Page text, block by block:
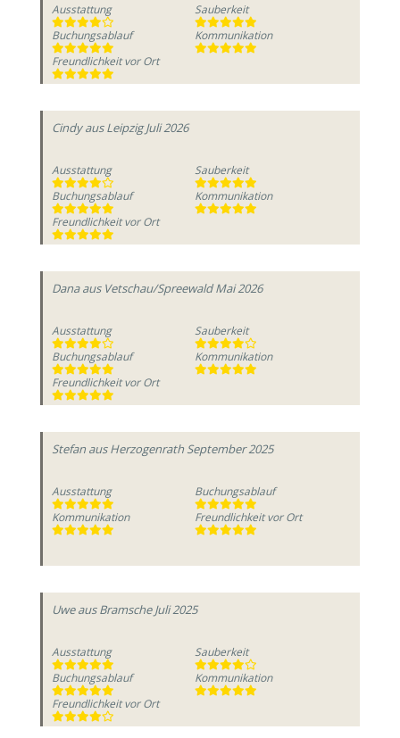
Ausstattung
Sauberkeit
Buchungsablauf
Kommunikation
Freundlichkeit vor Ort
Cindyaus Leipzig Juli 2026
Ausstattung
Sauberkeit
Buchungsablauf
Kommunikation
Freundlichkeit vor Ort
Danaaus Vetschau/Spreewald Mai 2026
Ausstattung
Sauberkeit
Buchungsablauf
Kommunikation
Freundlichkeit vor Ort
Stefan aus Herzogenrath September 2025
Ausstattung
Buchungsablauf
Kommunikation
Freundlichkeit vor Ort
Uweaus Bramsche Juli 2025
Ausstattung
Sauberkeit
Buchungsablauf
Kommunikation
Freundlichkeit vor Ort